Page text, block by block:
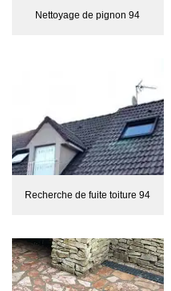
Nettoyage de pignon 94
Recherche de fuite toiture 94